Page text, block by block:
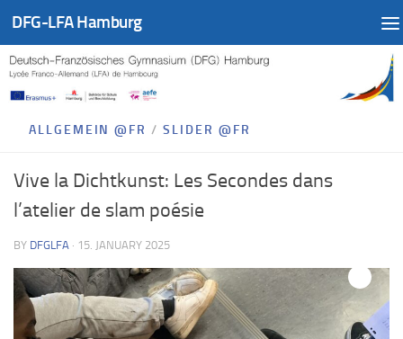
Skip to content
DFG-LFA Hamburg
ALLGEMEIN @FR / SLIDER @FR
Vive la Dichtkunst: Les Secondes dans
l’atelier de slam poésie
BY DFGLFA · 15. JANUARY 2025